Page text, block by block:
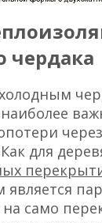
чердака
для
является
на само